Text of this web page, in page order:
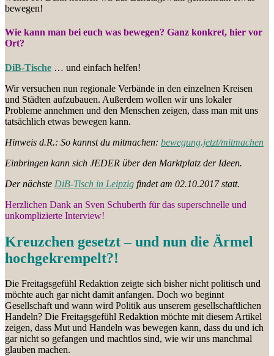
bewegen!
Wie kann man bei euch was bewegen? Ganz konkret, hier vor
Ort?
DiB-Tische … und einfach helfen!
Wir versuchen nun regionale Verbände in den einzelnen Kreisen
und Städten aufzubauen. Außerdem wollen wir uns lokaler
Probleme annehmen und den Menschen zeigen, dass man mit uns
tatsächlich etwas bewegen kann.
Hinweis d.R.: So kannst du mitmachen: bewegung.jetzt/mitmachen
Einbringen kann sich JEDER über den Marktplatz der Ideen.
Der nächste DiB-Tisch in Leipzig findet am 02.10.2017 statt.
Herzlichen Dank an Sven Schuberth für das superschnelle und
unkomplizierte Interview!
Kreuzchen gesetzt – und nun die Ärmel
hochgekrempelt?!
Die Freitagsgefühl Redaktion zeigte sich bisher nicht politisch und
möchte auch gar nicht damit anfangen. Doch wo beginnt
Gesellschaft und wann wird Politik aus unserem gesellschaftlichen
Handeln? Die Freitagsgefühl Redaktion möchte mit diesem Artikel
zeigen, dass Mut und Handeln was bewegen kann, dass du und ich
gar nicht so gefangen und machtlos sind, wie wir uns manchmal
glauben machen.